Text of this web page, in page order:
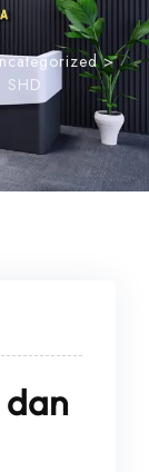
>
SHD
dan